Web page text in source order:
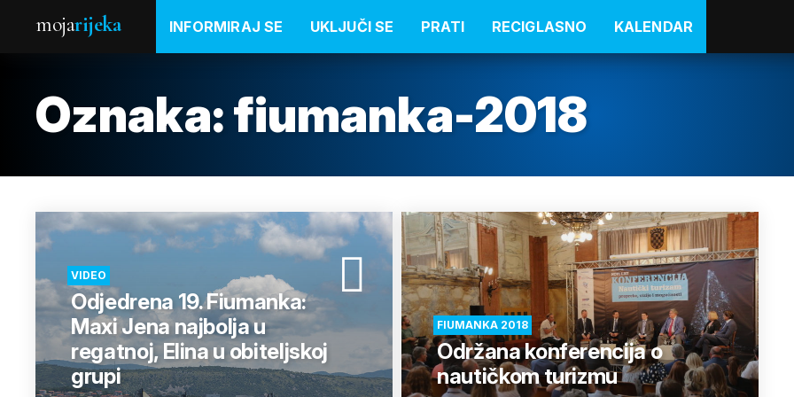
mojarijeka INFORMIRAJ SE UKLJUČI SE PRATI RECIGLASNO KALENDAR
Oznaka:fiumanka-2018
VIDEO
Odjedrena 19. Fiumanka:
Maxi Jena najbolja u
regatnoj, Elina u obiteljskoj
grupi
FIUMANKA 2018
Održana konferencija o
nautičkom turizmu